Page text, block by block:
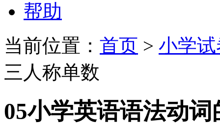
帮助
当前位置： 首页 > 小学
三人称单数
05小学英语语法动